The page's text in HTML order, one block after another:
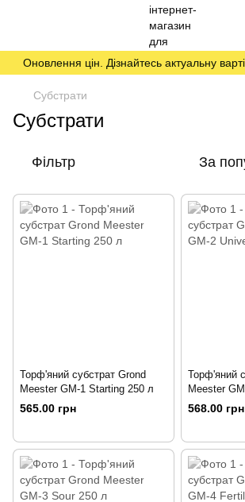
Оновлення цін. Дізнайтесь актуальну
Субстрати
Субстрати
Фільтр За
Торф'яний субстрат Grond
Meester GM-1 Starting 250 л
565.00 грн
Торф'яний
Meester
568.00 грн